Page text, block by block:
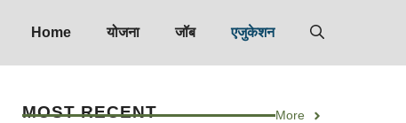
Home योजना जॉब एजुकेशन
MOST RECENT More